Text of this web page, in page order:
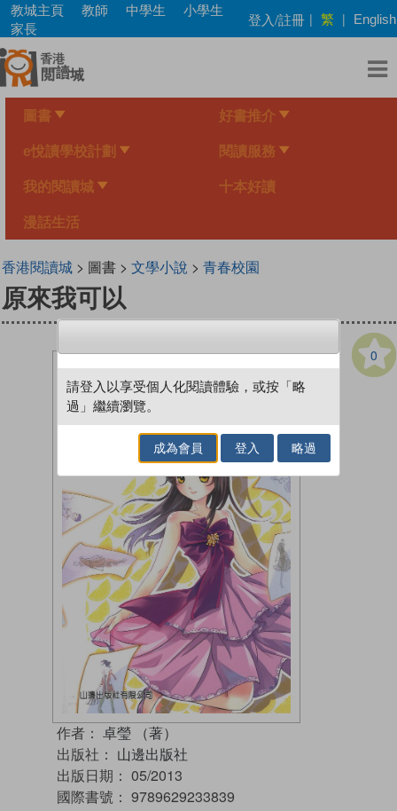
Skip
main
content
教城主頁 教師 中學生
小學生
家長
登入/註冊 | 繁 | English
圖書 好書推介
e悅讀學校計劃 閱讀服務
我的閱讀城 十本好讀
漫話生活
香港閱讀城> 圖書 > 文學小說 > 青春校園
原來我可以
0
作者： 卓瑩 （著）
出版社： 山邊出版社
出版日期： 05/2013
國際書號： 9789629233839
請登入以享受個人化閱讀體驗，或按「略
過」繼續瀏覽。
成為會員 登入 略過